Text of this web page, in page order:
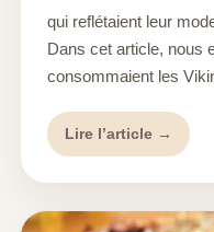
qui reflétaient leur
Dans cet article, nous
consommaient les
Lire l’article →